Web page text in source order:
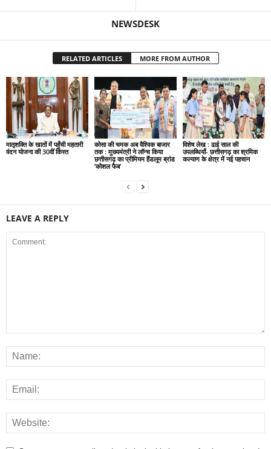
NEWSDESK
RELATED ARTICLES MORE FROM AUTHOR
मातृशक्ति के खातों में पहुँची महतारी
वंदन योजना की 30वीं किस्त
कोसा की चमक अब वैश्विक बाजार
तक : मुख्यमंत्री ने लॉन्च किया
छत्तीसगढ़ का प्रीमियम हैंडलूम ब्रांड
‘कोशल फैब’
विशेष लेख : ढाई साल की
उपलब्धियाँ- छत्तीसगढ़ का श्रमिक
कल्याण के क्षेत्र में नई पहचान
LEAVE A REPLY